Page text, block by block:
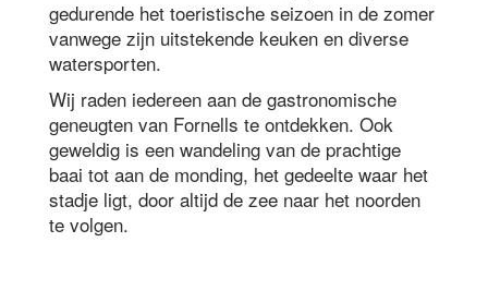
gedurende het toeristische seizoen in de zomer
vanwege zijn uitstekende keuken en diverse
watersporten.
Wij raden iedereen aan de gastronomische
geneugten van Fornells te ontdekken. Ook
geweldig is een wandeling van de prachtige
baai tot aan de monding, het gedeelte waar het
stadje ligt, door altijd de zee naar het noorden
te volgen.